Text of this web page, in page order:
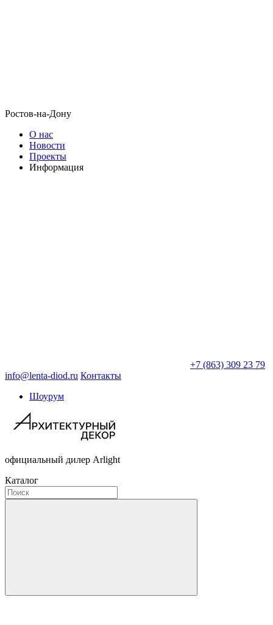
Ростов-на-Дону
О нас
Новости
Проекты
Информация
+7 (863) 309 23 79
info@lenta-diod.ru Контакты
Шоурум
официальный дилер Arlight
Каталог